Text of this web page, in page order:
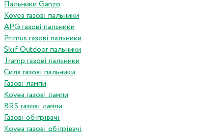
Пальники Ganzo
Kovea газові пальники
APG газові пальники
Primus газові пальники
Skif Outdoor пальники
Tramp газові пальники
Сила газові пальники
Газові лампи
Kovea газові лампи
BRS газові лампи
Газові обігрівачі
Kovea газові обігрівачі